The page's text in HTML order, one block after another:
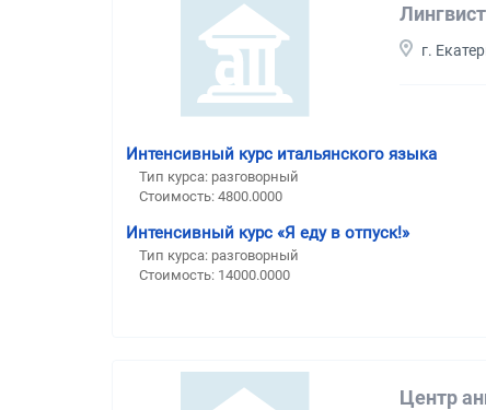
г.
Интенсивный курс итальянского языка
Тип курса: разговорный
Стоимость: 4800.0000
Интенсивный курс «Я еду в отпуск!»
Тип курса: разговорный
Стоимость: 14000.0000
Центр